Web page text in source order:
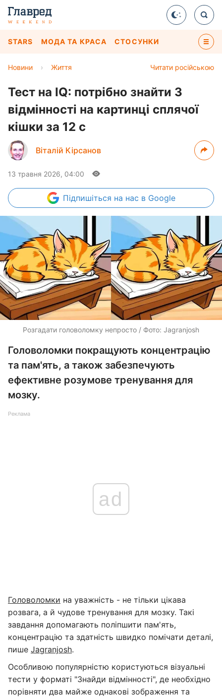
STARS МОДА ТА КРАСА СТОСУНКИ
Читати російською
Новини › Життя
Тест на IQ: потрібно знайти 3
відмінності на картинці сплячої
кішки за 12 с
Віталій Кірсанов
13 травня 2026, 04:00
Підпишіться на нас в Google
Розгадати головоломку непросто / Фото: Jagranjosh
Головоломки покращують концентрацію
та пам'ять, а також забезпечують
ефективне розумове тренування для
мозку.
Реклама
ad
Головоломки на уважність - не тільки цікава
розвага, а й чудове тренування для мозку. Такі
завдання допомагають поліпшити пам'ять,
концентрацію та здатність швидко помічати деталі,
пише Jagranjosh.
Особливою популярністю користуються візуальні
тести у форматі "Знайди відмінності", де необхідно
порівняти два майже однакові зображення та